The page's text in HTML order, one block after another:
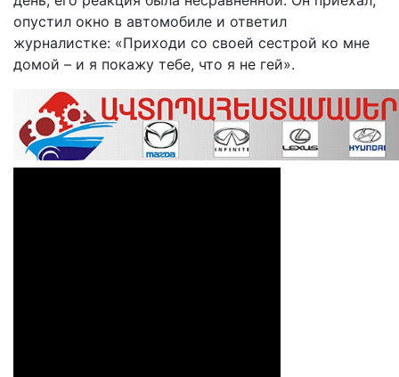
опустил окно в автомобиле и ответил
журналистке: «Приходи со своей сестрой ко мне
домой – и я покажу тебе, что я не гей».